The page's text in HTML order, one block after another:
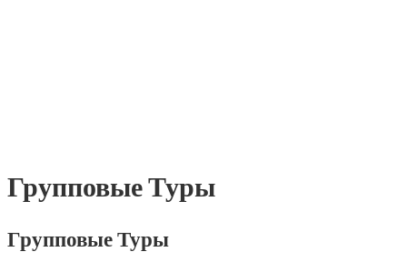
Групповые Туры
Групповые Туры